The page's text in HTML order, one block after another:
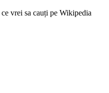
ce vrei sa cauți pe Wikipedia